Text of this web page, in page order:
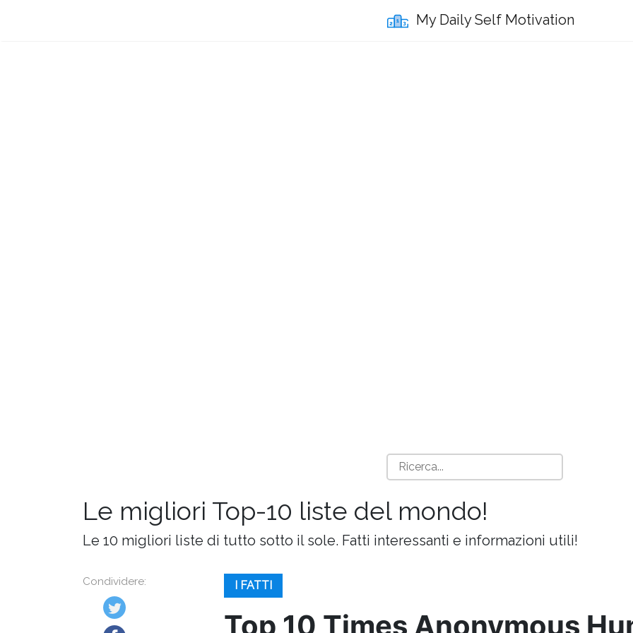
My Daily Self Motivation
Le migliori Top-10 liste del mondo!
Le 10 migliori liste di tutto sotto il sole. Fatti interessanti e informazioni utili!
Condividere: I FATTI
Top 10 Times Anonymous